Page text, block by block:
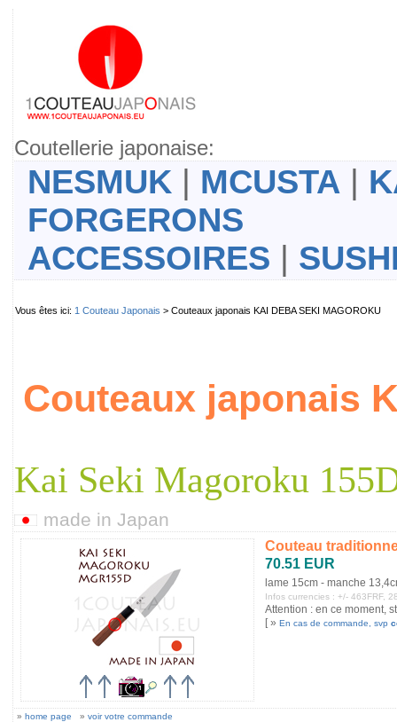
Coutellerie japonaise:
NESMUK MCUSTA
FORGERONS
ACCESSOIRES
Vous êtes ici: 1 Couteau Japonais > Couteaux japonais KAI DEBA SEKI MAGOROKU
Couteaux japonais
Kai Seki Magoroku
made in Japan
Couteau
70.51 EUR
lame 15cm - manche
Infos currencies : +/- 463FRF,
Attention : en ce moment,
[ » En cas de commande, svp
» home page » voir votre commande